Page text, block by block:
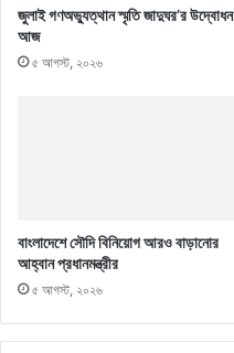
জুলাই গণঅভ্যুত্থান স্মৃতি জাদুঘর’র উদ্বোধন
আজ
৫ আগস্ট, ২০২৬
বাংলাদেশে সৌদি বিনিয়োগ আরও বাড়ানোর
আহ্বান প্রধানমন্ত্রীর
৫ আগস্ট, ২০২৬